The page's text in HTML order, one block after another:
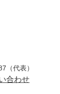
（代表）
合わせ